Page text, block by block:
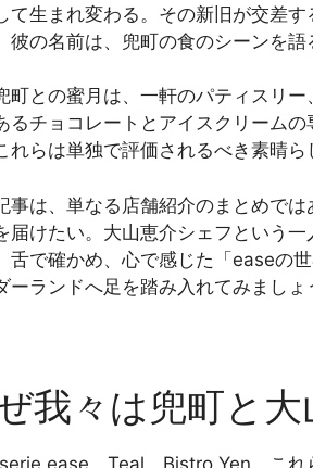
て生まれ変わる。その新旧が交差
彼の名前は、兜町の食のシーンを
町との蜜月は、一軒のパティスリー
るチョコレートとアイスクリームの
れらは単独で評価されるべき素晴
事は、単なる店舗紹介のまとめで
届けたい。大山恵介シェフという
舌で確かめ、心で感じた「easeの
ーランドへ足を踏み入れてみましょ
我々は兜町と
ease、Teal、Bistro Yen。これ